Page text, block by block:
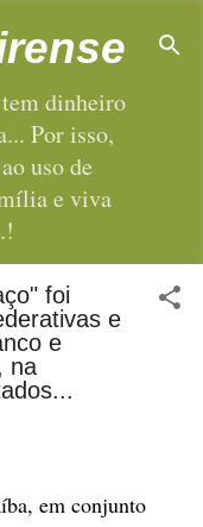
dinheiro
Por isso,
uso de
e viva
foi
e
e
na
em conjunto